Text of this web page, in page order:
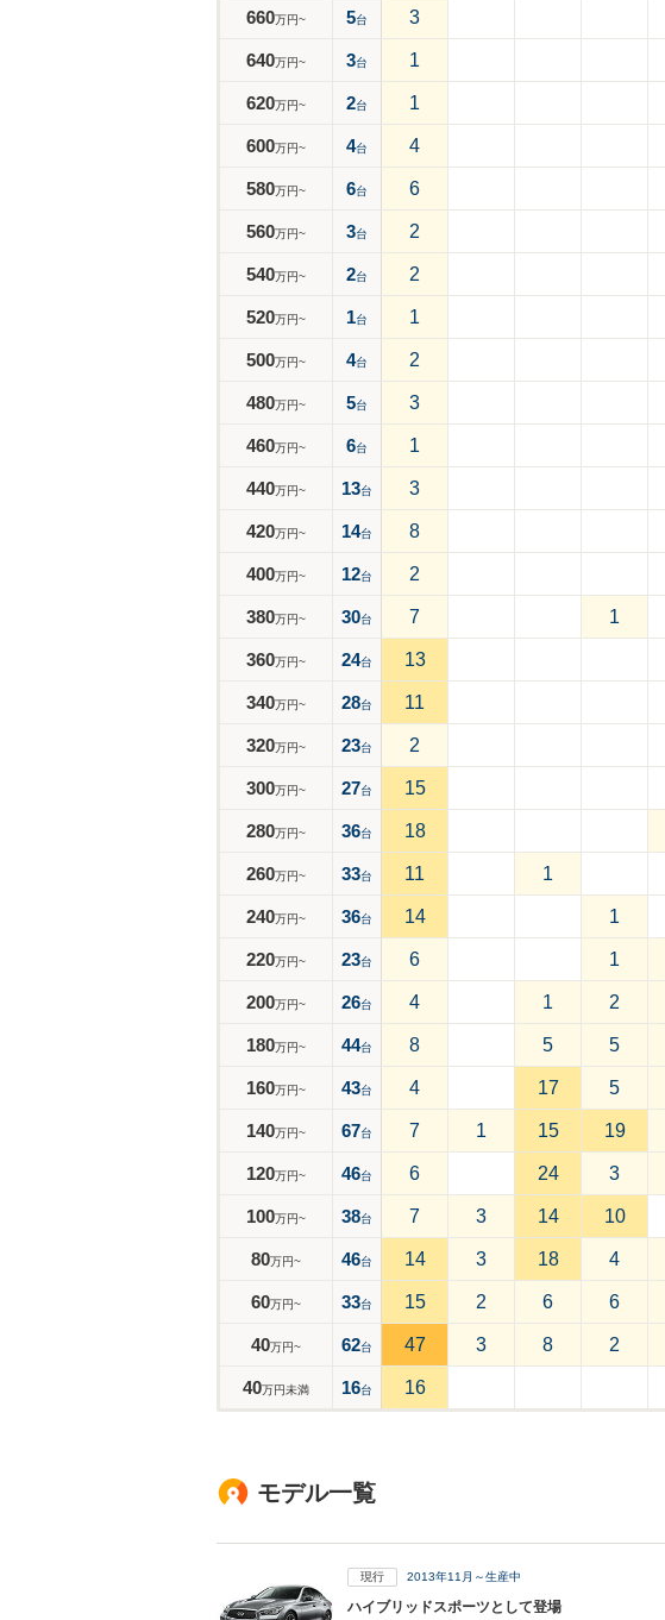
660万円~ 5台 3
640万円~ 3台 1
620万円~ 2台 1
600万円~ 4台 4
580万円~ 6台 6
560万円~ 3台 2
540万円~ 2台 2
520万円~ 1台 1
500万円~ 4台 2
480万円~ 5台 3
460万円~ 6台 1
440万円~ 13台 3
420万円~ 14台 8
400万円~ 12台 2
380万円~ 30台 7 1
360万円~ 24台 13
340万円~ 28台 11
320万円~ 23台 2
300万円~ 27台 15
280万円~ 36台 18
260万円~ 33台 11 1
240万円~ 36台 14 1
220万円~ 23台 6 1
200万円~ 26台 4 1 2
180万円~ 44台 8 5 5
160万円~ 43台 4 17 5
140万円~ 67台 7 1 15 19
120万円~ 46台 6 24 3
100万円~ 38台 7 3 14 10
80万円~ 46台 14 3 18 4
60万円~ 33台 15 2 6 6
40万円~ 62台 47 3 8 2
40万円未満 16台 16
モデル一覧
現行 2013年11月～生産中
ハイブリッドスポーツとして登場